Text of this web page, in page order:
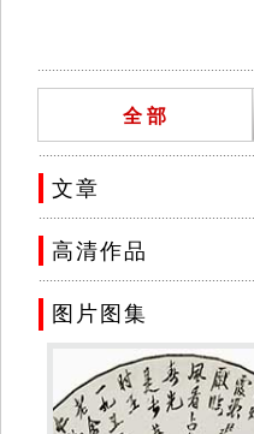
游，五出五归，遍历陕、豫
何绍基 体转学魏
从。
1926年，齐白石任国立北平
年8月当选第一届全国人民代
志民主共和国艺术科学院授
推举为世界文化名人。
抗日战争期间，表示“画不
岑相见。齐白石一生共有两
1940年发妻陈春君在湘潭
齐白石是我国20世纪著名
予“中国人民艺术家”的称号
全 部
文章
高清作品
图片图集